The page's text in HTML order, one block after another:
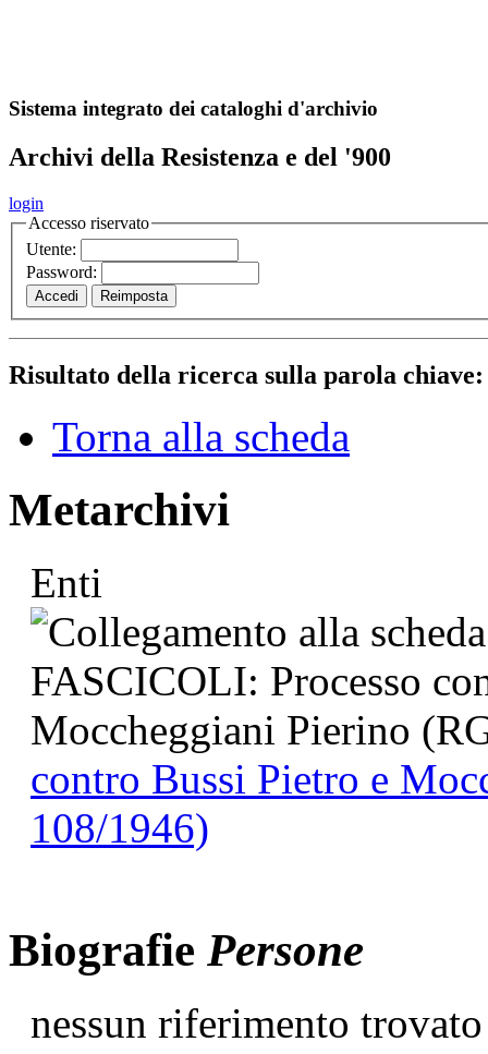
Sistema integrato dei cataloghi d'archivio
Archivi della Resistenza e del '900
login
Accesso riservato
Utente:
Password:
Risultato della ricerca sulla parola
Torna alla scheda
Metarchivi
Enti
contro Bussi Pietro e
108/1946)
Biografie Persone
nessun riferimento trovato